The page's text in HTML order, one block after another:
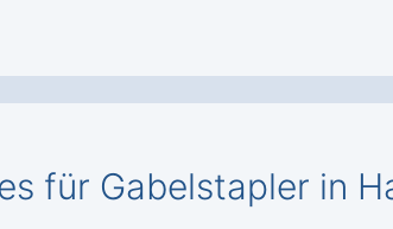
für Gabelstapler in